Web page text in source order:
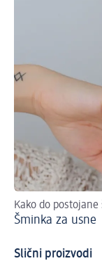
Kako do
Šminka za usne
Slični proizvodi